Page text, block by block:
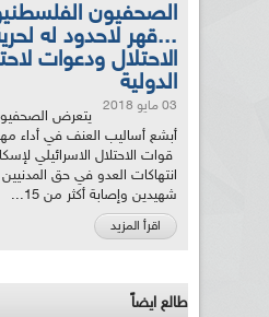
الصحفيون
...قهر لاحدود له
الاحتلال ودعوات
الدولية
03 مايو 2018
يتعرض
أبشع أساليب العنف في أداء
قوات الاحتلال الاسرائيلي
انتهاكات العدو في حق المدنيين
شهيدين وإصابة أكثر من 15...
اقرأ المزيد
طالع ايضاً